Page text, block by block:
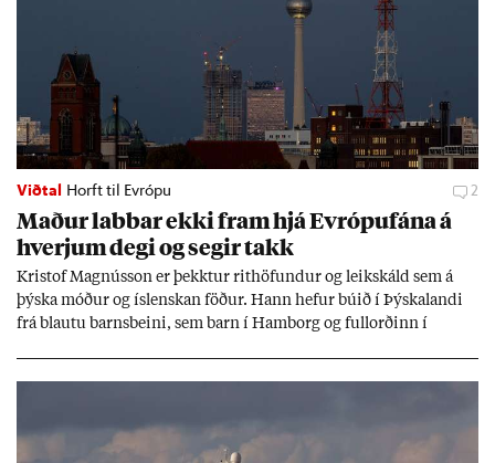
Viðtal Horft til Evrópu 2
Mað­ur labb­ar ekki fram hjá Evr­ópuf­ána á
hverj­um degi og seg­ir takk
Kri­stof Magnús­son er þekkt­ur rit­höf­und­ur og leik­skáld sem á
þýska móð­ur og ís­lensk­an föð­ur. Hann hef­ur bú­ið í Þýskalandi
frá blautu barns­beini, sem barn í Ham­borg og full­orð­inn í